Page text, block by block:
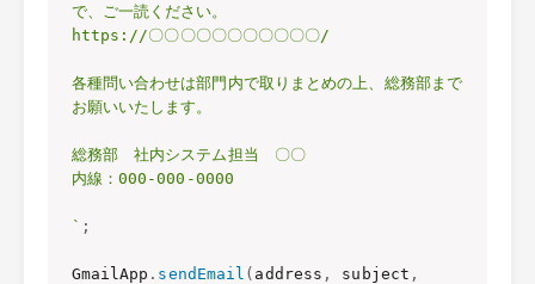
で、ご一読ください。
https://〇〇〇〇〇〇〇〇〇〇〇/
各種問い合わせは部門内で取りまとめの上、総務部まで
お願いいたします。
総務部　社内システム担当　〇〇
内線：000-000-0000
` ;
GmailApp . sendEmail ( address , subject ,